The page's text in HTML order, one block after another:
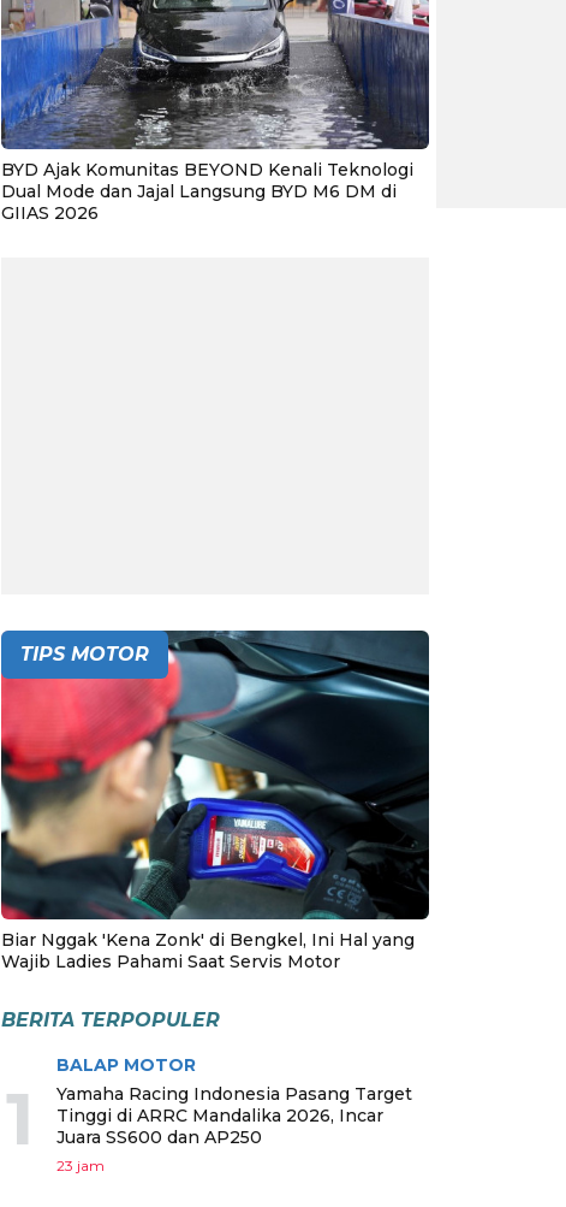
BYD Ajak Komunitas BEYOND Kenali Teknologi
Dual Mode dan Jajal Langsung BYD M6 DM di
GIIAS 2026
TIPS MOTOR
Biar Nggak 'Kena Zonk' di Bengkel, Ini Hal yang
Wajib Ladies Pahami Saat Servis Motor
BERITA TERPOPULER
1
BALAP MOTOR
Yamaha Racing Indonesia Pasang Target
Tinggi di ARRC Mandalika 2026, Incar
Juara SS600 dan AP250
23 jam